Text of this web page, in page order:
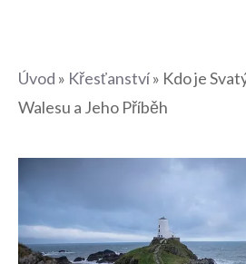
Úvod » Křesťanství» Kdo je
Walesu a Jeho Příběh